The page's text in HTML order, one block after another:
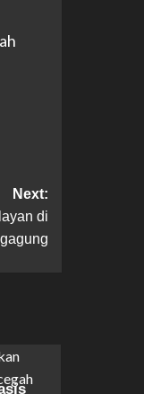
Next:
di